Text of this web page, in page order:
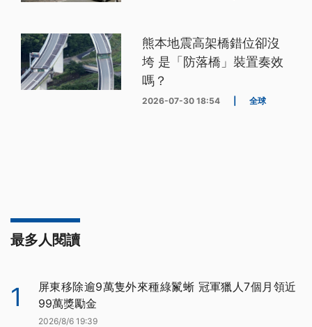
熊本地震高架橋錯位卻沒
垮 是「防落橋」裝置奏效
嗎？
2026-07-30 18:54 全球
最多人閱讀
1
屏東移除逾9萬隻外來種綠鬣蜥 冠軍獵人7個月領近
99萬獎勵金
2026/8/6 19:39